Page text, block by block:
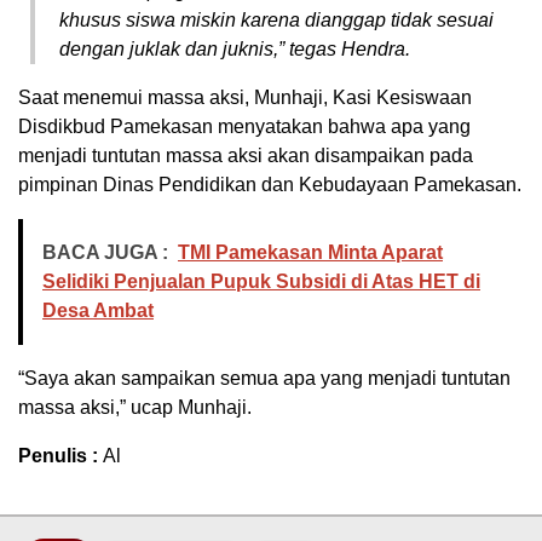
khusus siswa miskin karena dianggap tidak sesuai
dengan juklak dan juknis,” tegas Hendra.
Saat menemui massa aksi, Munhaji, Kasi Kesiswaan
Disdikbud Pamekasan menyatakan bahwa apa yang
menjadi tuntutan massa aksi akan disampaikan pada
pimpinan Dinas Pendidikan dan Kebudayaan Pamekasan.
BACA JUGA : TMI Pamekasan Minta Aparat
Selidiki Penjualan Pupuk Subsidi di Atas HET di
Desa Ambat
“Saya akan sampaikan semua apa yang menjadi tuntutan
massa aksi,” ucap Munhaji.
Penulis : Al